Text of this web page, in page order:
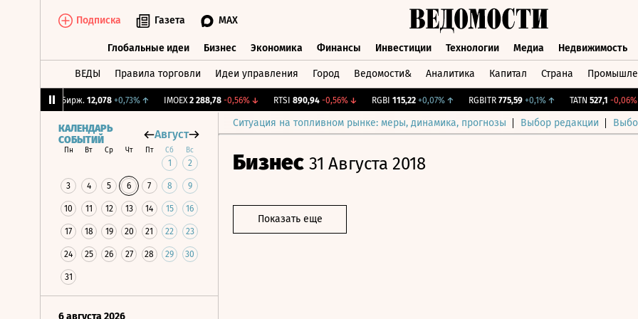
Подписка Газета MAX
Глобальные идеи Бизнес Экономика Финансы Инвестиции Технологии Медиа Недвижимость
ВЕДЫ Правила торговли Идеи управления Город Ведомости& Аналитика Капитал Страна
CNY Бирж. 12,078 +0,73%↑ IMOEX 2 288,78 -0,56%↓ RTSI 890,94 -0,56%↓ RGBI 115,22 +0,07%↑ RGBITR 775,59 +0,1% ↑ TATN 527,1 -0,06%↓
Ситуация на топливном рынке: меры, динамика, прогнозы Выбор редакции
КАЛЕНДАРЬ
СОБЫТИЙ
Август
Пн Вт Ср Чт Пт Сб Вс
1 2
3 4 5 6 7 8 9
10 11 12 13 14 15 16
17 18 19 20 21 22 23
24 25 26 27 28 29 30
31
6 августа 2026
Бизнес 31 Августа 2018
Показать еще